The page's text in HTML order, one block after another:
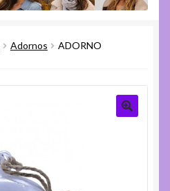
menú
menú
hijo
Adornos
ADORNO